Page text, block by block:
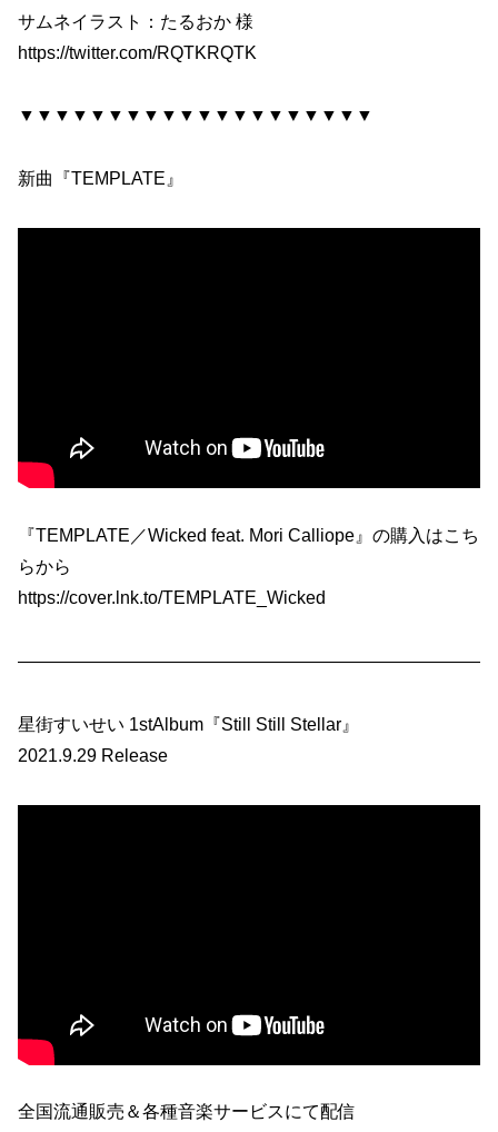
サムネイラスト：たるおか 様
https://twitter.com/RQTKRQTK
▼▼▼▼▼▼▼▼▼▼▼▼▼▼▼▼▼▼▼▼
新曲『TEMPLATE』
『TEMPLATE／Wicked feat. Mori Calliope』の購入はこち
らから
https://cover.lnk.to/TEMPLATE_Wicked
——————————————————————————
星街すいせい 1stAlbum『Still Still Stellar』
2021.9.29 Release
全国流通販売＆各種音楽サービスにて配信